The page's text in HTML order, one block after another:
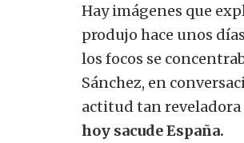
Hay imágenes que
produjo hace unos
los focos se
Sánchez, en
actitud tan
hoy sacude España.